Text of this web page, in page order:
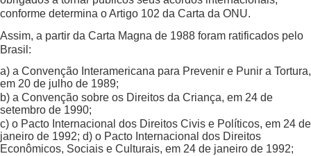
conforme determina o Artigo 102 da Carta da ONU.
Assim, a partir da Carta Magna de 1988 foram ratificados pelo
Brasil:
a) a Convenção Interamericana para Prevenir e Punir a Tortura,
em 20 de julho de 1989;
b) a Convenção sobre os Direitos da Criança, em 24 de
setembro de 1990;
c) o Pacto Internacional dos Direitos Civis e Políticos, em 24 de
janeiro de 1992; d) o Pacto Internacional dos Direitos
Econômicos, Sociais e Culturais, em 24 de janeiro de 1992;